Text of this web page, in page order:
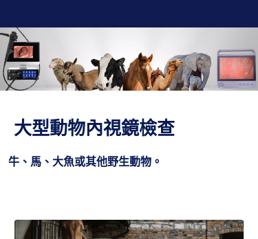
大型動物內視鏡檢查
牛、馬、大魚或其他野生動物。